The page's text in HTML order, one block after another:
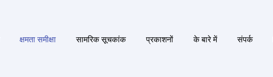
क्षमता समीक्षा सामरिक सूचकांक प्रकाशनों के बारे में संपर्क